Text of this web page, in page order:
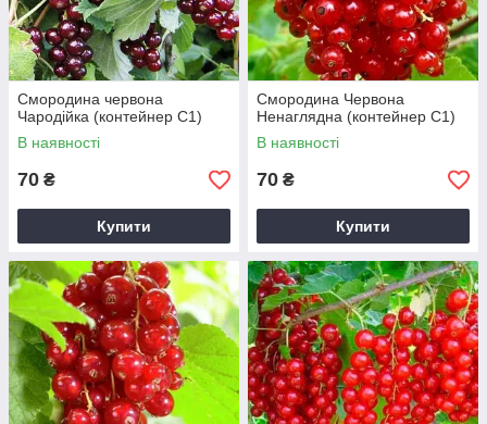
Смородина червона
Чародійка (контейнер С1)
В наявності
70 ₴
Купити
Смородина Червона
Ненаглядна (контейнер С1)
В наявності
70 ₴
Купити